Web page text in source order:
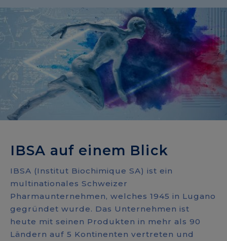
IBSA auf einem Blick
IBSA (Institut Biochimique SA) ist ein
multinationales Schweizer
Pharmaunternehmen, welches 1945 in Lugano
gegründet wurde. Das Unternehmen ist
heute mit seinen Produkten in mehr als 90
Ländern auf 5 Kontinenten vertreten und